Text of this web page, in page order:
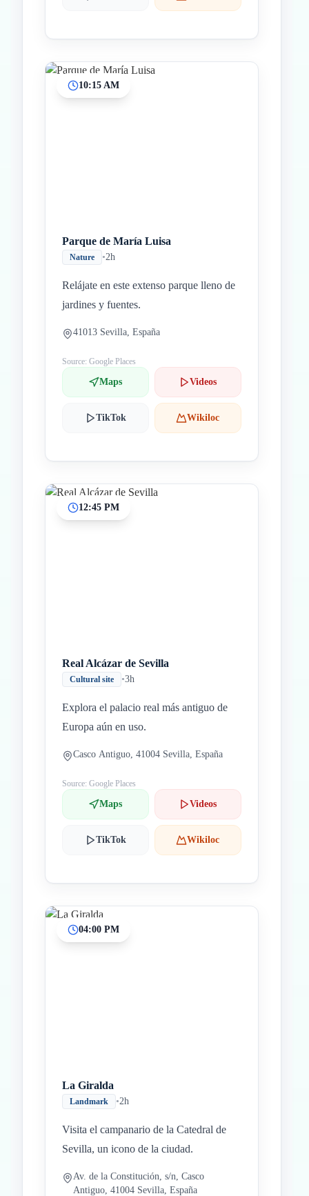
10:15 AM
Parque de María Luisa
Nature •2h
Relájate en este extenso parque lleno de
jardines y fuentes.
41013 Sevilla, España
Source: Google Places
Maps Videos
TikTok Wikiloc
12:45 PM
Real Alcázar de Sevilla
Cultural site •3h
Explora el palacio real más antiguo de
Europa aún en uso.
Casco Antiguo, 41004 Sevilla, España
Source: Google Places
Maps Videos
TikTok Wikiloc
04:00 PM
La Giralda
Landmark •2h
Visita el campanario de la Catedral de
Sevilla, un icono de la ciudad.
Av. de la Constitución, s/n, Casco
Antiguo, 41004 Sevilla, España